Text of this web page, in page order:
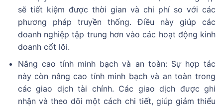
sẽ tiết kiệm được thời gian và chi phí so với các
phương pháp truyền thống. Điều này giúp các
doanh nghiệp tập trung hơn vào các hoạt động kinh
doanh cốt lõi.
Nâng cao tính minh bạch và an toàn: Sự hợp tác
này còn nâng cao tính minh bạch và an toàn trong
các giao dịch tài chính. Các giao dịch được ghi
nhận và theo dõi một cách chi tiết, giúp giảm thiểu